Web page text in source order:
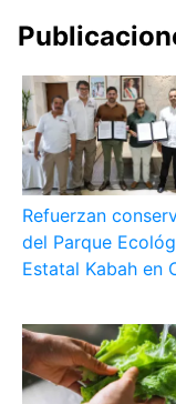
Refuerzan
del Parque
Estatal Kabah en